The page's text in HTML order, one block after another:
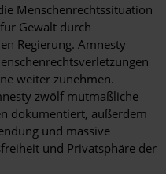
Menschenrechtssituation
Gewalt durch
Regierung. Amnesty
weiter zunehmen.
zwölf mutmaßliche
dokumentiert, außerdem
und massive
und Privatsphäre der